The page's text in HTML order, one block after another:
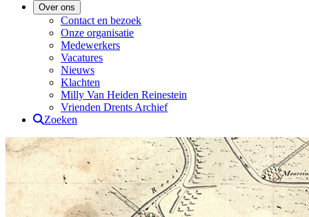
Over ons
Contact en bezoek
Onze organisatie
Medewerkers
Vacatures
Nieuws
Klachten
Milly Van Heiden Reinestein
Vrienden Drents Archief
Zoeken
Drents Archief